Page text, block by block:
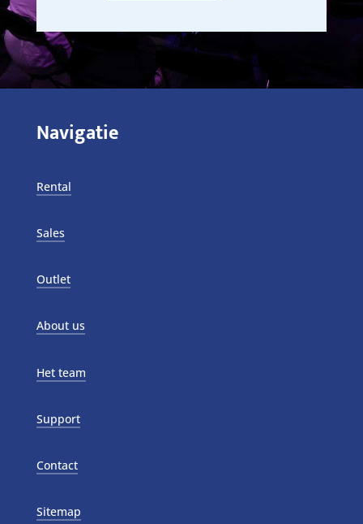
Navigatie
Rental
Sales
Outlet
About us
Het team
Support
Contact
Sitemap